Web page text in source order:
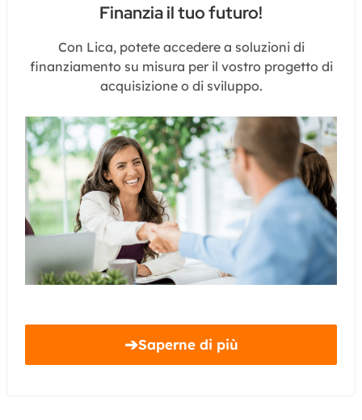
Finanzia il tuo futuro!
Con Lica, potete accedere a soluzioni di
finanziamento su misura per il vostro progetto di
acquisizione o di sviluppo.
➔Saperne di più